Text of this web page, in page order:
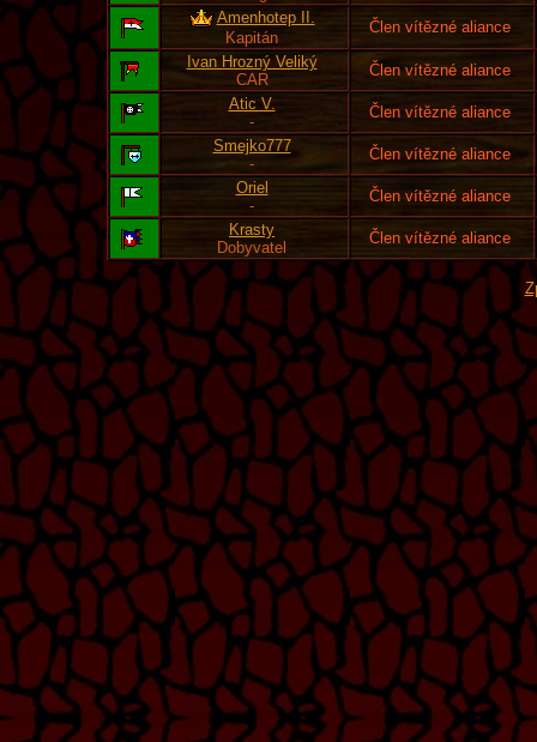
Amenhotep II.
Kapitán
Člen vítězné aliance
Ivan Hrozný Veliký
CAR
Člen vítězné aliance
Atic V.
-
Člen vítězné aliance
Smejko777
-
Člen vítězné aliance
Oriel
-
Člen vítězné aliance
Krasty
Dobyvatel
Člen vítězné aliance